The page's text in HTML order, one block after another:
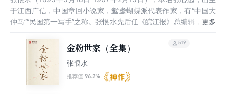
于江西广信，中国章回小说家，鸳鸯蝴蝶派代表作家，有“中国大
仲马”“民国第一写手”之称。张恨水先后任《皖江报》总编辑，《世
人报社社长，北平《新民报》主审兼经理。1911年，张恨水开始发
表作品。1914年，开始使用“恨水”这一笔名。1924年，张恨水凭
借九十万言的章回小说《春明外史》一举成名。1949年，后任中
央文史馆馆员。长篇小说《金粉世家》《啼笑因缘》的问世让张恨
水的声望达到顶峰，有多部作品被改编为影视剧。张恨水作品上承
金粉世家（全集）
张恨水
推荐值 96.2%
519